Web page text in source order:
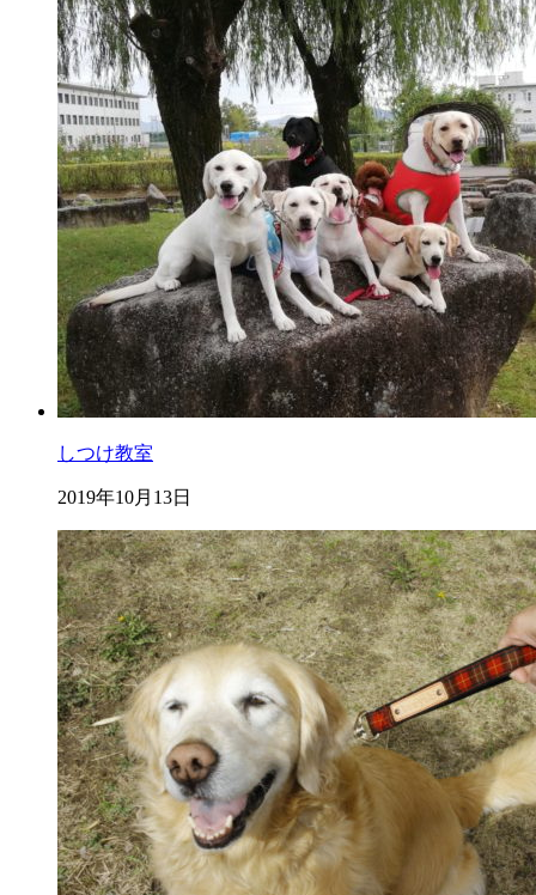
しつけ教室
2019年10月13日